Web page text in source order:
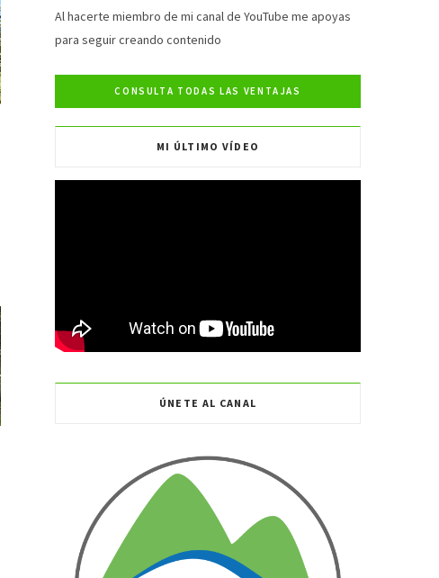
e
b
t
t
t
a
m
T
Al hacerte miembro de mi canal de YouTube me apoyas
para seguir creando contenido
MI ÚLTIMO VÍDEO
ÚNETE AL CANAL